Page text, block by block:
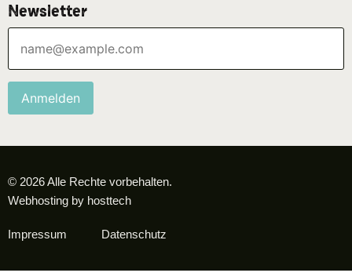
Newsletter
Anmelden
© 2026 Alle Rechte vorbehalten.
Webhosting by hosttech
Impressum Datenschutz